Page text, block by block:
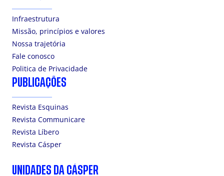
Infraestrutura
Missão, princípios e valores
Nossa trajetória
Fale conosco
Politica de Privacidade
PUBLICAÇÕES
Revista Esquinas
Revista Communicare
Revista Líbero
Revista Cásper
UNIDADES DA CÁSPER